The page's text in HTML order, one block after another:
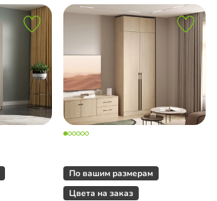
По вашим размерам
Цвета на заказ